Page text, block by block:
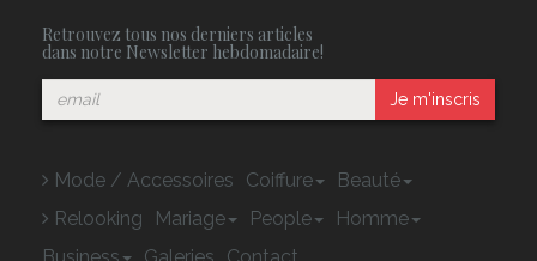
Retrouvez tous nos derniers articles
dans notre Newsletter hebdomadaire!
Je m'inscris
Mode / Accessoires Coiffure
Beauté
Relooking
Mariage People
Homme